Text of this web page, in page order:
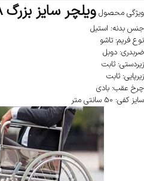
ویژگی محصول ویلچر سایز بزرگ 874A
جنس بدنه: استیل
نوع فریم: تاشو
ضربدری: دوبل
زیردستی: ثابت
زیرپایی: ثابت
چرخ عقب: بادی
سایز کفی: 50 سانتی متر